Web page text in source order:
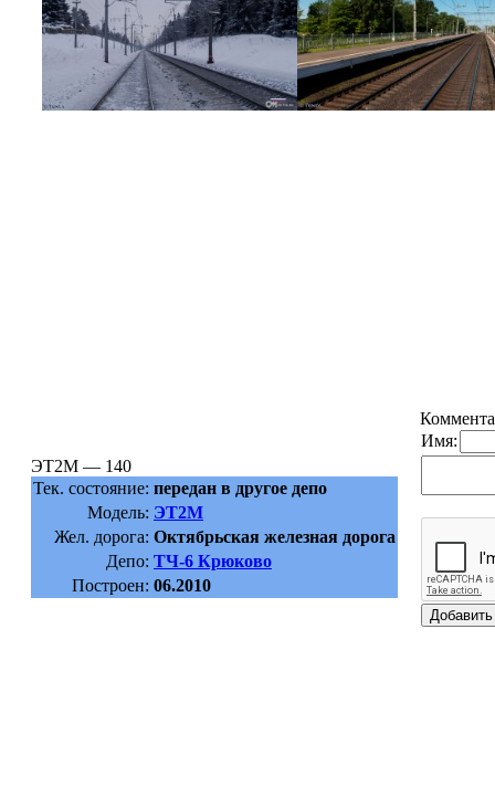
ЭТ2М — 140
Тек. состояние: передан в другое депо
Модель: ЭТ2М
Жел. дорога: Октябрьская железная дорога
Депо: ТЧ-6 Крюково
Построен: 06.2010
Имя: